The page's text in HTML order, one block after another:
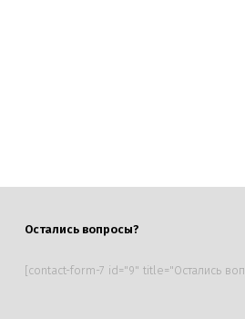
Остались вопросы?
[contact-form-7 id="9" title="Остались